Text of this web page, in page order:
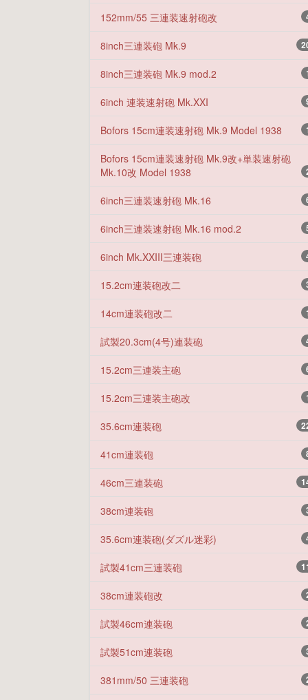
152mm/55 三連装速射砲改
8inch三連装砲 Mk.9
8inch三連装砲 Mk.9 mod.2
6inch 連装速射砲 Mk.XXI
Bofors 15cm連装速射砲 Mk.9 Model 1938
Bofors 15cm連装速射砲 Mk.9改+単装速射砲
Mk.10改 Model 1938
6inch三連装速射砲 Mk.16
6inch三連装速射砲 Mk.16 mod.2
6inch Mk.XXIII三連装砲
15.2cm連装砲改二
14cm連装砲改二
試製20.3cm(4号)連装砲
15.2cm三連装主砲
15.2cm三連装主砲改
35.6cm連装砲
41cm連装砲
46cm三連装砲
38cm連装砲
35.6cm連装砲(ダズル迷彩)
試製41cm三連装砲
38cm連装砲改
試製46cm連装砲
試製51cm連装砲
381mm/50 三連装砲